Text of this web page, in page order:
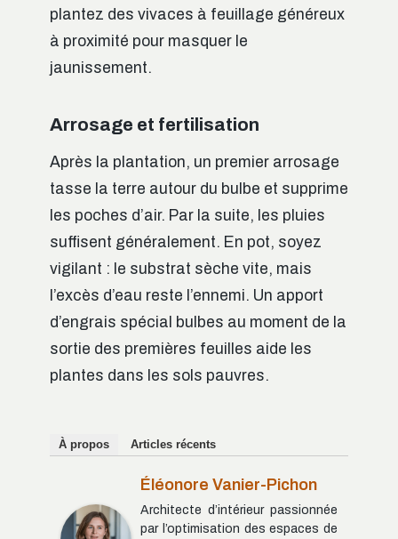
plantez des vivaces à feuillage généreux
à proximité pour masquer le
jaunissement.
Arrosage et fertilisation
Après la plantation, un premier arrosage
tasse la terre autour du bulbe et supprime
les poches d’air. Par la suite, les pluies
suffisent généralement. En pot, soyez
vigilant : le substrat sèche vite, mais
l’excès d’eau reste l’ennemi. Un apport
d’engrais spécial bulbes au moment de la
sortie des premières feuilles aide les
plantes dans les sols pauvres.
À propos Articles récents
Éléonore Vanier-Pichon
Architecte d’intérieur passionnée
par l’optimisation des espaces de